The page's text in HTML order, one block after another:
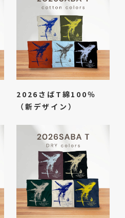
2026さばT綿100％
（新デザイン）